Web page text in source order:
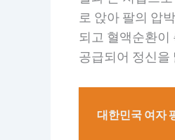
로 앉아 팔의 압
되고 혈액순환이
공급되어 정신을
대한민국 여자